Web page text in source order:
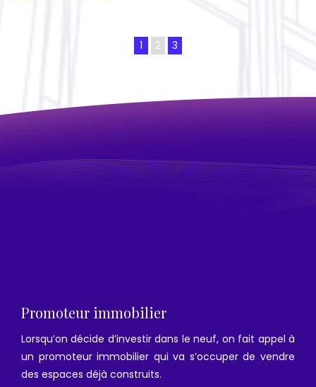
1 2 3
Promoteur immobilier
Lorsqu’on décide d’investir dans le neuf, on fait appel à
un promoteur immobilier qui va s’occuper de vendre
des espaces déjà construits.